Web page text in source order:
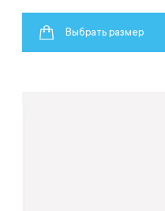
Выбрать размер